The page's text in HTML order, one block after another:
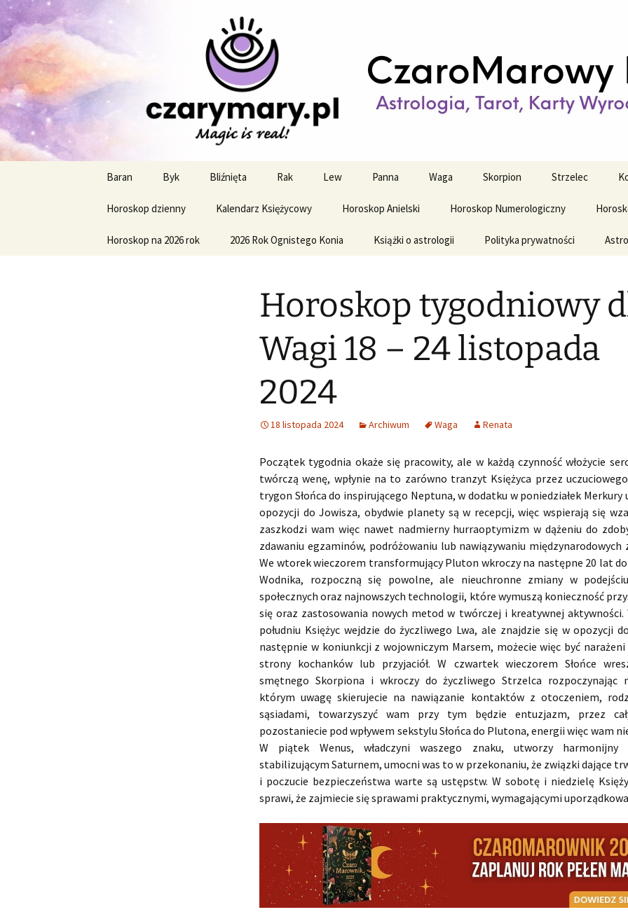
CzaroMarowy horoskop
miesięczny i tygodniowy
Profesjonalne przepowiednie astrologiczne
treści
Baran Byk Bliźnięta Rak Lew Panna Waga Skorpion Strzelec
Horoskop dzienny Kalendarz Księżycowy Horoskop Anielski Horoskop Numerologiczny
Horoskop na 2026 rok 2026 Rok Ognistego Konia Książki o astrologii Polityka prywatności
Horoskop tygodniowy
Wagi 18 – 24 listopada
2024
18 listopada 2024 Archiwum Waga Renata
Początek tygodnia okaże się pracowity, ale w każdą czynność włożycie
twórczą wenę, wpłynie na to zarówno tranzyt Księżyca przez
trygon Słońca do inspirującego Neptuna, w dodatku w poniedziałek Merkury
opozycji do Jowisza, obydwie planety są w recepcji, więc wspierają się
zaszkodzi wam więc nawet nadmierny hurraoptymizm w dążeniu do
zdawaniu egzaminów, podróżowaniu lub nawiązywaniu międzynarodowych
We wtorek wieczorem transformujący Pluton wkroczy na następne 20 lat
Wodnika, rozpoczną się powolne, ale nieuchronne zmiany w
społecznych oraz najnowszych technologii, które wymuszą konieczność
się oraz zastosowania nowych metod w twórczej i kreatywnej aktywności.
południu Księżyc wejdzie do życzliwego Lwa, ale znajdzie się w opozycji
następnie w koniunkcji z wojowniczym Marsem, możecie więc być
strony kochanków lub przyjaciół. W czwartek wieczorem Słońce
smętnego Skorpiona i wkroczy do życzliwego Strzelca rozpoczynając
którym uwagę skierujecie na nawiązanie kontaktów z otoczeniem,
sąsiadami, towarzyszyć wam przy tym będzie entuzjazm, przez
pozostaniecie pod wpływem sekstylu Słońca do Plutona, energii więc wam
W piątek Wenus, władczyni waszego znaku, utworzy harmonijny
stabilizującym Saturnem, umocni was to w przekonaniu, że związki dające
i poczucie bezpieczeństwa warte są ustępstw. W sobotę i niedzielę
sprawi, że zajmiecie się sprawami praktycznymi, wymagającymi